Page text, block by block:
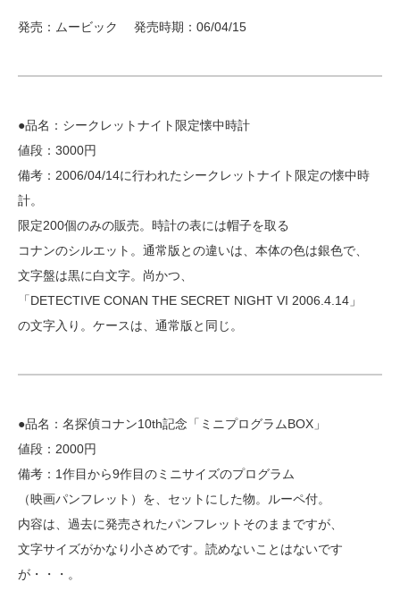
発売：ムービック 発売時期：06/04/15
●品名：シークレットナイト限定懐中時計
値段：3000円
備考：2006/04/14に行われたシークレットナイト限定の懐中時
計。
限定200個のみの販売。時計の表には帽子を取る
コナンのシルエット。通常版との違いは、本体の色は銀色で、
文字盤は黒に白文字。尚かつ、
「DETECTIVE CONAN THE SECRET NIGHT VI 2006.4.14」
の文字入り。ケースは、通常版と同じ。
●品名：名探偵コナン10th記念「ミニプログラムBOX」
値段：2000円
備考：1作目から9作目のミニサイズのプログラム
（映画パンフレット）を、セットにした物。ルーペ付。
内容は、過去に発売されたパンフレットそのままですが、
文字サイズがかなり小さめです。読めないことはないです
が・・・。